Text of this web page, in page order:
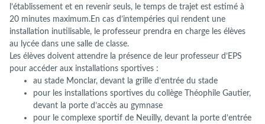
l’établissement et en revenir seuls, le temps de trajet est estimé à
20 minutes maximum.En cas d’intempéries qui rendent une
installation inutilisable, le professeur prendra en charge les élèves
au lycée dans une salle de classe.
Les élèves doivent attendre la présence de leur professeur d’EPS
pour accéder aux installations sportives :
au stade Monclar, devant la grille d’entrée du stade
pour les installations sportives du collège Théophile Gautier,
devant la porte d’accès au gymnase
pour le complexe sportif de Neuilly, devant la porte d’entrée